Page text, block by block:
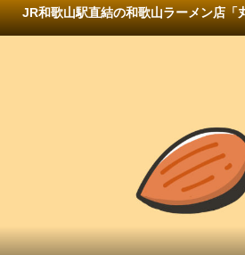
JR和歌山駅直結の和歌山ラーメン店「